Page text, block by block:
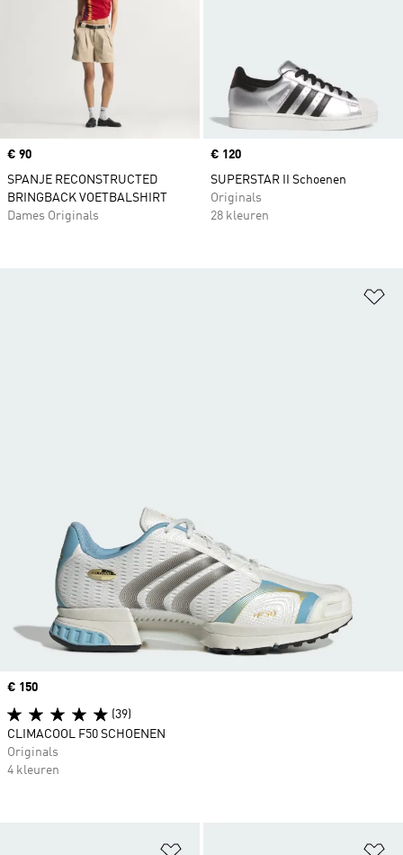
Price
€ 90
SPANJE RECONSTRUCTED
BRINGBACK VOETBALSHIRT
Dames Originals
Price
€ 120
SUPERSTAR II Schoenen
Originals
28 kleuren
Price
€ 150
(39)
CLIMACOOL F50 SCHOENEN
Originals
4 kleuren